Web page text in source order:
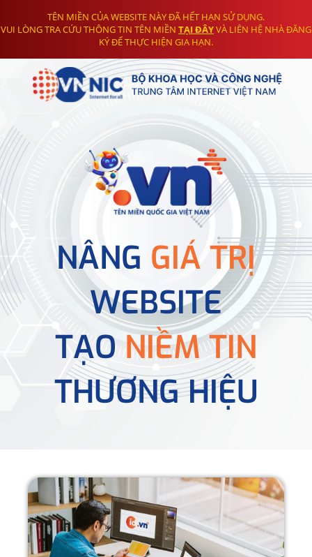
TÊN MIỀN CỦA WEBSITE NÀY ĐÃ HẾT HẠN SỬ DỤNG.
VUI LÒNG TRA CỨU THÔNG TIN TÊN MIỀN TẠI ĐÂYVÀ LIÊN HỆ NHÀ ĐĂNG
KÝ ĐỂ THỰC HIỆN GIA HẠN.
NÂNG GIÁ TRỊ
WEBSITE
TẠONIỀM TIN
THƯƠNG HIỆU